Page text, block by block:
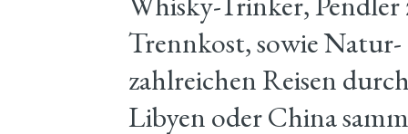
Trennkost, sowie
zahlreichen Reisen
Libyen oder China